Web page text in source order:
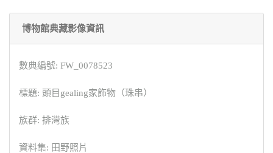
博物館典藏影像資訊
數典編號: FW_0078523
標題: 頭目gealing家飾物（珠串）
族群: 排灣族
資料集: 田野照片